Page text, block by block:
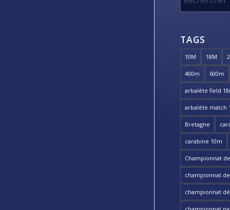
TAGS
10M 18M
400m 600m
arbalète field
arbalète match
Bretagne
carabine 10m
Championnat
championnat
championnat